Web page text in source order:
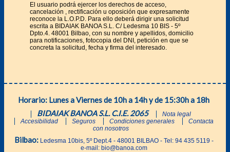
El usuario podrá ejercer los derechos de acceso,
cancelación , rectificación u oposición que expresamente
reconoce la L.O.P.D. Para ello deberá dirigir una solicitud
escrita a BIDAIAK BANOA S.L. C/ Ledesma 10 BIS - 5º
Dpto.4. 48001 Bilbao, con su nombre y apellidos, domicilio
para notificaciones, fotocopia del DNI, petición en que se
concreta la solicitud, fecha y firma del interesado.
Horario: Lunes a Viernes de 10h a 14h y de 15:30h a 18h
BIDAIAK BANOA S.L. C.I.E. 2065
Nota legal
Accesibilidad
Seguros Condiciones generales
Contacta
con nosotros
Bilbao:Ledesma 10bis, 5º Dept.4 - 48001 BILBAO - Tel: 94 435 5119 -
e-mail: bio@banoa.com